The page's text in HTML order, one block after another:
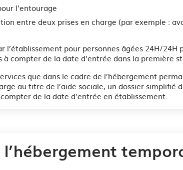
l’entourage
entre deux prises en charge (par exemple :
l’établissement pour personnes âgées 24H/
à compter de la date d’entrée dans la première
que dans le cadre de l’hébergement
au titre de l’aide sociale, un dossier
de la date d'entrée en établissement.